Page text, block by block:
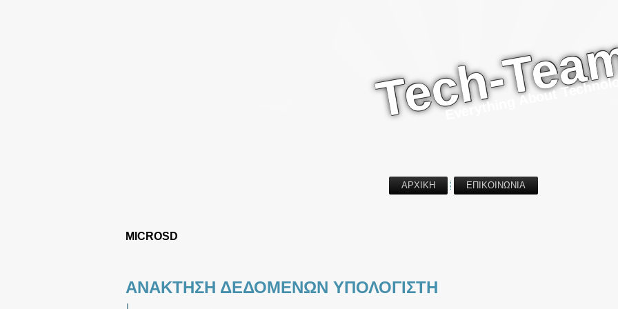
Tech-Everything About Technology
ΑΡΧΙΚΗ ΕΠΙΚΟΙΝΩΝΙΑ
MICROSD
ΑΝΑΚΤΗΣΗ ΔΕΔΟΜΕΝΩΝ ΥΠΟΛΟΓΙΣΤΗ